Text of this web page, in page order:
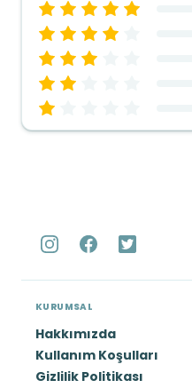
KURUMSAL
Hakkımızda
Kullanım Koşulları
Gizlilik Politikası